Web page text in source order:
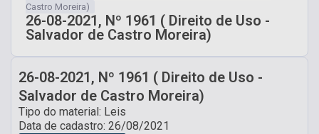
Castro Moreira)
26-08-2021, Nº 1961 ( Direito de Uso -
Salvador de Castro Moreira)
26-08-2021, Nº 1961 ( Direito de Uso -
Salvador de Castro Moreira)
Tipo do material: Leis
Data de cadastro: 26/08/2021